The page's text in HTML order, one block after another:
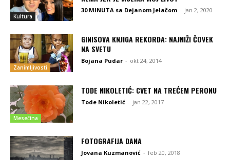
Kultura
30 MINUTA sa Dejanom Jelačom - jan 2, 2020
Zanimljivosti
GINISOVA KNJIGA REKORDA: NAJNIŽI ČOVEK
NA SVETU
Bojana Pudar - okt 24, 2014
Mesečina
TODE NIKOLETIĆ: CVET NA TREĆEM PERONU
Tode Nikoletić - jan 22, 2017
FOTOGRAFIJA DANA
Jovana Kuzmanović - feb 20, 2018